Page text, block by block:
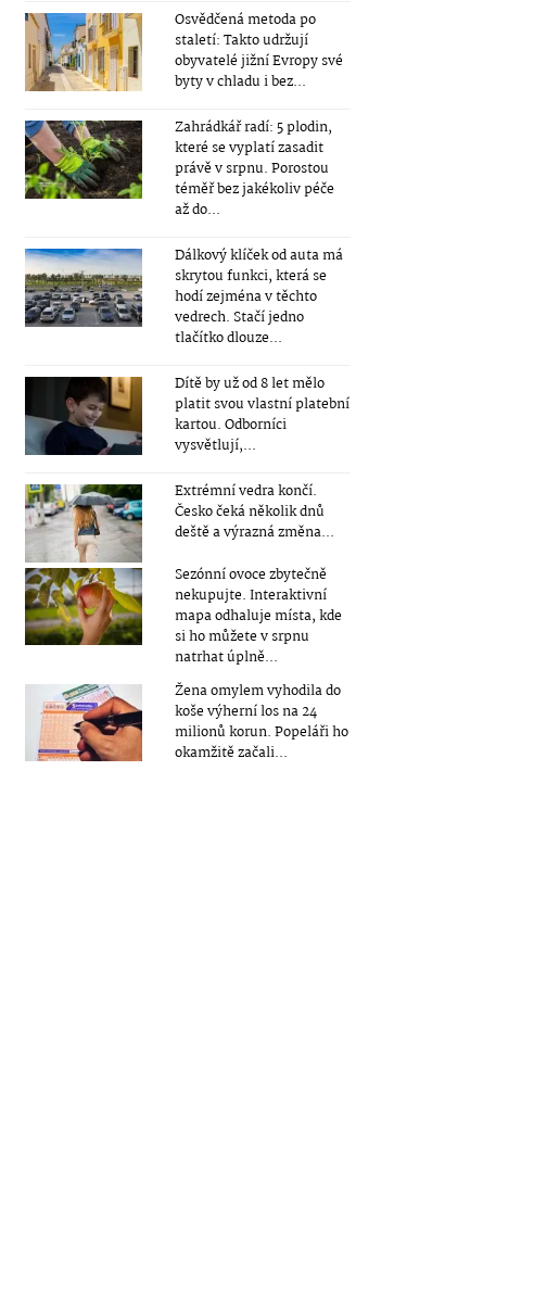
Osvědčená metoda po
staletí: Takto udržují
obyvatelé jižní Evropy své
byty v chladu i bez...
Zahrádkář radí: 5 plodin,
které se vyplatí zasadit
právě v srpnu. Porostou
téměř bez jakékoliv péče
až do...
Dálkový klíček od auta má
skrytou funkci, která se
hodí zejména v těchto
vedrech. Stačí jedno
tlačítko dlouze...
Dítě by už od 8 let mělo
platit svou vlastní platební
kartou. Odborníci
vysvětlují,...
Extrémní vedra končí.
Česko čeká několik dnů
deště a výrazná změna...
Sezónní ovoce zbytečně
nekupujte. Interaktivní
mapa odhaluje místa, kde
si ho můžete v srpnu
natrhat úplně...
Žena omylem vyhodila do
koše výherní los na 24
milionů korun. Popeláři ho
okamžitě začali...